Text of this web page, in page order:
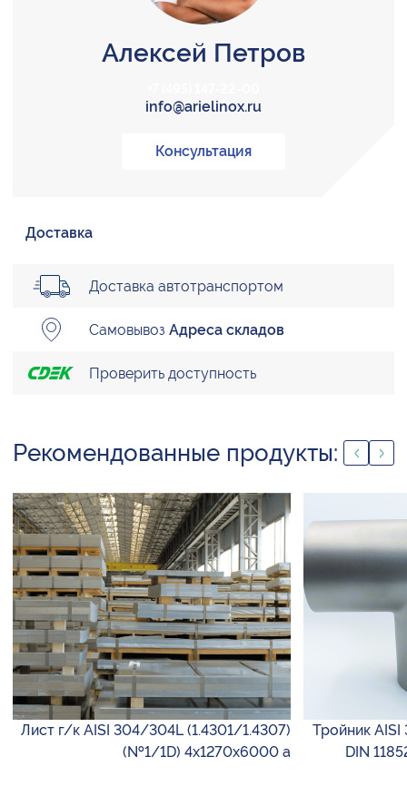
Алексей Петров
info@arielinox.ru
Консультация
Доставка
Доставка автотранспортом
Самовывоз Адреса складов
Проверить доступность
Рекомендованные продукты:
Лист г/к AISI 304/304L (1.4301/1.4307)
(№1/1D) 4х1270х6000 а
Тройник
DIN